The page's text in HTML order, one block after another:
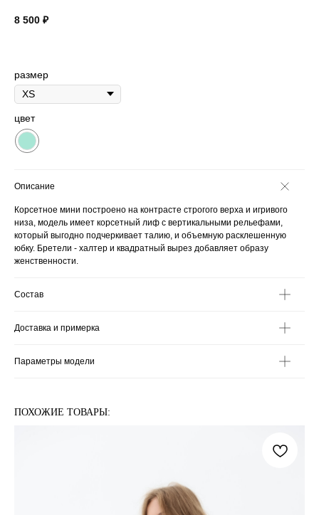
8 500 ₽
размер
цвет
Описание
Корсетное мини построено на контрасте строгого верха и игривого
низа, модель имеет корсетный лиф с вертикальными рельефами,
который выгодно подчеркивает талию, и объемную расклешенную
юбку. Бретели - халтер и квадратный вырез добавляет образу
женственности.
Состав
Доставка и примерка
Параметры модели
ПОХОЖИЕ ТОВАРЫ: